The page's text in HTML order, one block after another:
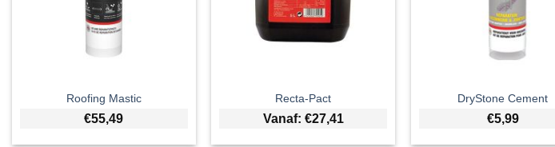
Roofing Mastic
€55,49
Recta-Pact
Vanaf: €27,41
DryStone Cement
€5,99